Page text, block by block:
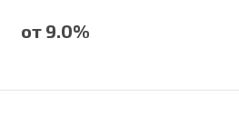
от 9.0%